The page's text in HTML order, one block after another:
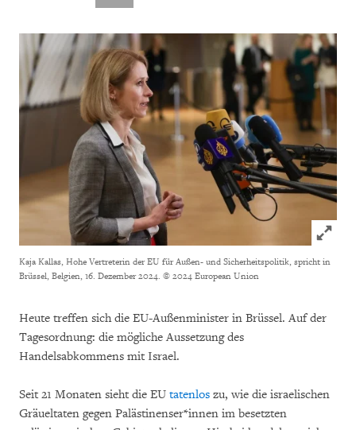
Click
Kaja Kallas, Hohe Vertreterin der EU für Außen- und Sicherheitspolitik, spricht in
Brüssel, Belgien, 16. Dezember 2024. © 2024 European Union
Heute treffen sich die EU-Außenminister in Brüssel. Auf der
Tagesordnung: die mögliche Aussetzung des
Handelsabkommens mit Israel.
Seit 21 Monaten sieht die EU tatenlos zu, wie die israelischen
Gräueltaten gegen Palästinenser*innen im besetzten